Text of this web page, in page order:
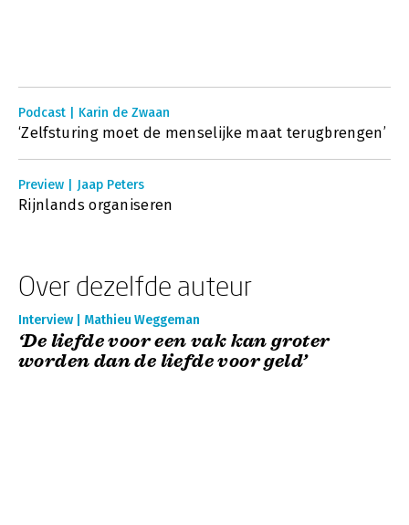
Podcast | Karin de Zwaan
‘Zelfsturing moet de menselijke maat terugbrengen’
Preview | Jaap Peters
Rijnlands organiseren
Over dezelfde auteur
Interview | Mathieu Weggeman
‘De liefde voor een vak kan groter
worden dan de liefde voor geld’